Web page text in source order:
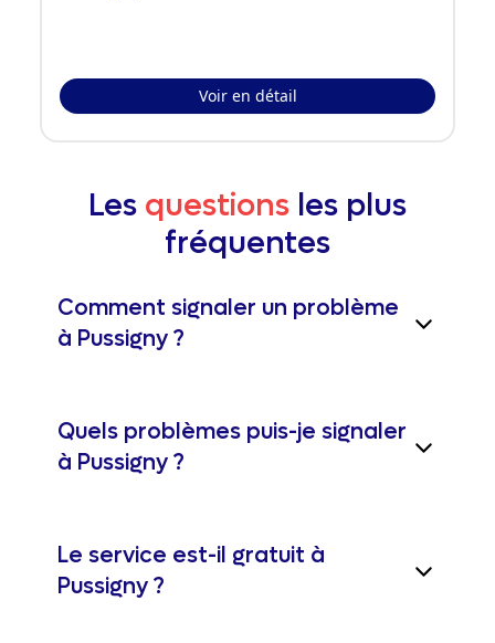
Voir en détail
Les questions les plus
fréquentes
Comment signaler un problème
à Pussigny ?
Quels problèmes puis-je signaler
à Pussigny ?
Le service est-il gratuit à
Pussigny ?